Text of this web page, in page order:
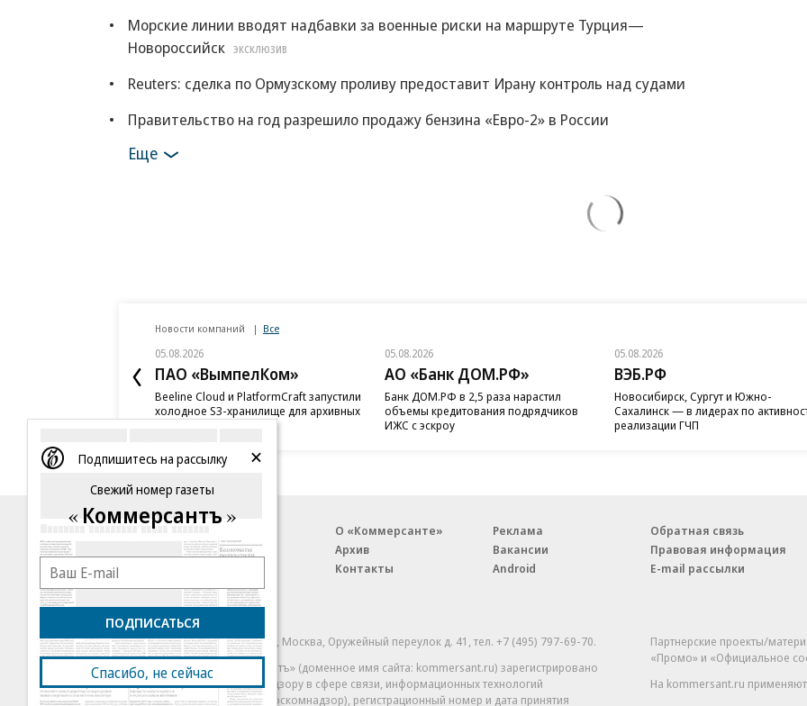
Морские линии вводят надбавки за военные риски на маршруте Турция—
Новороссийск
ЭКСКЛЮЗИВ
Reuters: сделка по Ормузскому проливу предоставит Ирану контроль над судами
Правительство на год разрешило продажу бензина «Евро-2» в России
Еще
Новости компаний Все
05.08.2026
ПАО «ВымпелКом»
Beeline Cloud и PlatformCraft запустили
холодное S3-хранилище для архивных
данных бизнеса
05.08.2026
АО «Банк ДОМ.РФ»
Банк ДОМ.РФ в 2,5 раза нарастил
объемы кредитования подрядчиков
ИЖС с эскроу
05.08.2026
ВЭБ.РФ
Новосибирск, Сургут и Южно-
Сахалинск — в лидерах по
реализации ГЧП
Благотворительный фонд
О «Коммерсанте»
Архив
Контакты
Реклама
Вакансии
Android
Обратная связь
Правовая информация
E-mail рассылки
© АО «Коммерсантъ». 127006, Москва, Оружейный переулок д. 41,тел. +7 (495) 797-69-70.
Сетевое издание «Коммерсантъ» (доменное имя сайта: kommersant.ru) зарегистрировано
Федеральной службой по надзору в сфере связи, информационных технологий
и массовых коммуникаций (Роскомнадзор), регистрационный номер и дата принятия
Партнерские проекты/
«Промо» и «Официальное
На kommersant.ru
Подпишитесь на рассылку
Свежий номер газеты
Коммерсантъ
ПОДПИСАТЬСЯ
Спасибо, не сейчас